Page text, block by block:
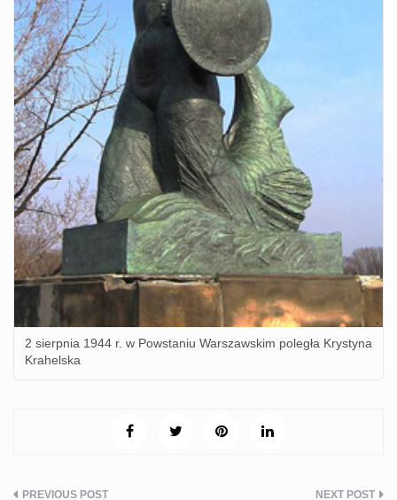
2 sierpnia 1944 r. w Powstaniu Warszawskim poległa Krystyna
Krahelska